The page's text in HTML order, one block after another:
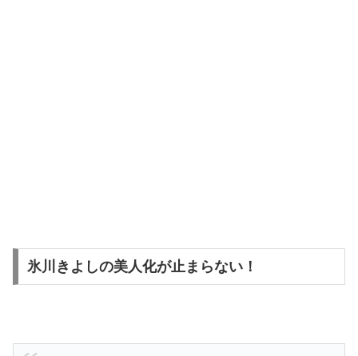
氷川きよしの美人化が止まらない！